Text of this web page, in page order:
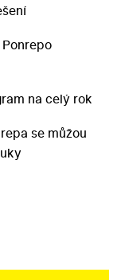
na celý rok
se můžou